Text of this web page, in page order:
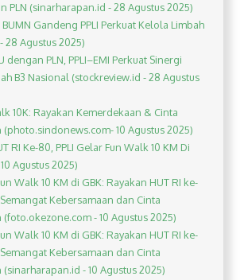
PLN (sinarharapan.id - 28 Agustus 2025)
BUMN Gandeng PPLI Perkuat Kelola Limbah
28 Agustus 2025)
dengan PLN, PPLI–EMI Perkuat Sinergi
B3 Nasional (stockreview.id - 28 Agustus
10K: Rayakan Kemerdekaan & Cinta
10 Agustus 2025)
RI Ke-80, PPLI Gelar Fun Walk 10 KM Di
Agustus 2025)
Walk 10 KM di GBK: Rayakan HUT RI ke-
Kebersamaan dan Cinta
- 10 Agustus 2025)
Walk 10 KM di GBK: Rayakan HUT RI ke-
Kebersamaan dan Cinta
- 10 Agustus 2025)